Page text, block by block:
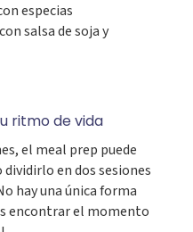
especias
salsa de soja y
ritmo de vida
el meal prep puede
en dos sesiones
hay una única forma
encontrar el momento